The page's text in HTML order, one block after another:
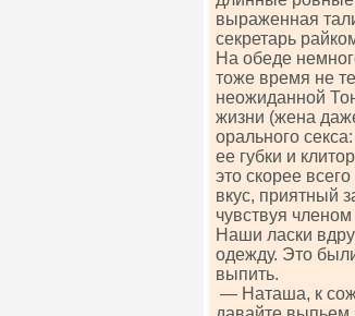
выраженная
секретарь
На обеде
тоже время не
неожиданной
жизни (жена
орального
ее губки и
это скорее
вкус, приятный
чувствуя членом
Наши ласки
одежду. Это
выпить.
— Наташа, к